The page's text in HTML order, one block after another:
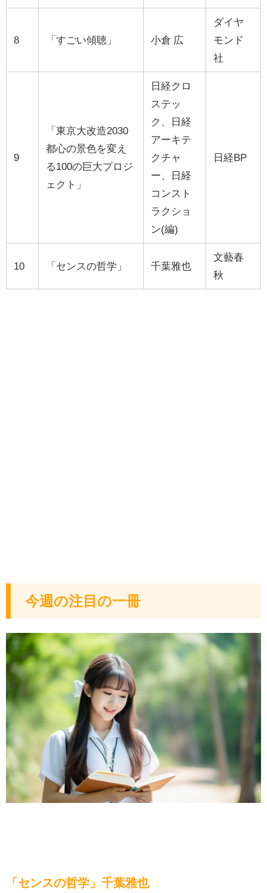
8 「すごい傾聴」 小倉 広
ダイヤ
モンド
社
9
「東京大改造2030
都心の景色を変え
る100の巨大プロジ
ェクト」
日経クロ
ステッ
ク、日経
アーキテ
クチャ
ー、日経
コンスト
ラクショ
ン(編)
日経BP
10 「センスの哲学」 千葉雅也
文藝春
秋
今週の注目の一冊
「センスの哲学」千葉雅也